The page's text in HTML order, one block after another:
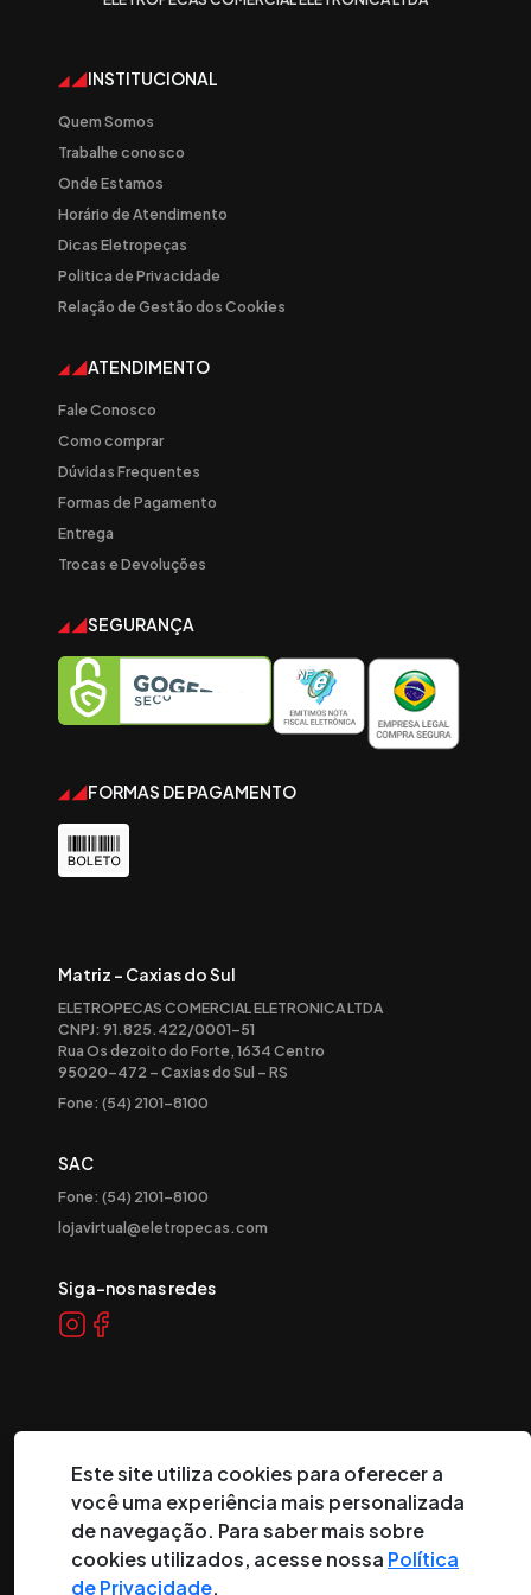
INSTITUCIONAL
Quem Somos
Trabalhe conosco
Onde Estamos
Horário de Atendimento
Dicas Eletropeças
Politica de Privacidade
Relação de Gestão dos Cookies
ATENDIMENTO
Fale Conosco
Como comprar
Dúvidas Frequentes
Formas de Pagamento
Entrega
Trocas e Devoluções
SEGURANÇA
FORMAS DE PAGAMENTO
Matriz - Caxias do Sul
ELETROPECAS COMERCIAL ELETRONICA LTDA
CNPJ: 91.825.422/0001-51
Rua Os dezoito do Forte, 1634 Centro
95020-472 – Caxias do Sul – RS
Fone: (54) 2101-8100
SAC
Fone: (54) 2101-8100
lojavirtual@eletropecas.com
Siga-nos nas redes
2026 Eletropeças Comercial Eletrônica Ltda ® - Todos os
direitos reservados.
Este site utiliza cookies para oferecer a
você uma experiência mais personalizada
de navegação. Para saber mais sobre
cookies utilizados, acesse nossa Política
de Privacidade.